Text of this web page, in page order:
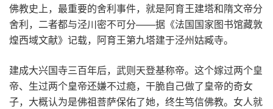
佛教史上，最重要的舍利事件，就是阿育王建塔和隋文帝分
舍利，二者都与泾川密不可分——据《法国国家图书馆藏敦
煌西域文献》记载，阿育王第九塔建于泾州姑臧寺。
建成大兴国寺三百年后，武则天登基称帝。这个嫁过两个皇
帝、生过两个皇帝还嫌不过瘾，干脆自己做了皇帝的奇女
子，大概认为是佛祖菩萨保佑了她，终生笃信佛教。女人就